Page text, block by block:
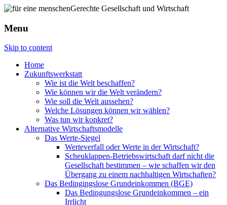
Menu
Skip to content
Home
Zukunftswerkstatt
Wie ist die Welt beschaffen?
Wie können wir die Welt verändern?
Wie soll die Welt aussehen?
Welche Lösungen können wir wählen?
Was tun wir konkret?
Alternative Wirtschaftsmodelle
Das Werte-Siegel
Werteverfall oder Werte in der Wirtschaft?
Scheuklappen-Betriebswirtschaft darf nicht die
Gesellschaft bestimmen – wie schaffen wir den
Übergang zu einem nachhaltigen Wirtschaften?
Das Bedingingslose Grundeinkommen (BGE)
Das Bedingungslose Grundeinkommen – ein
Irrlicht